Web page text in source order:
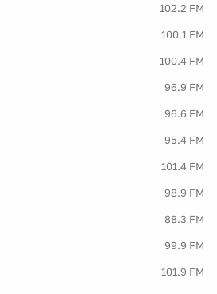
102.2 FM
100.1 FM
100.4 FM
96.9 FM
96.6 FM
95.4 FM
101.4 FM
98.9 FM
88.3 FM
99.9 FM
101.9 FM